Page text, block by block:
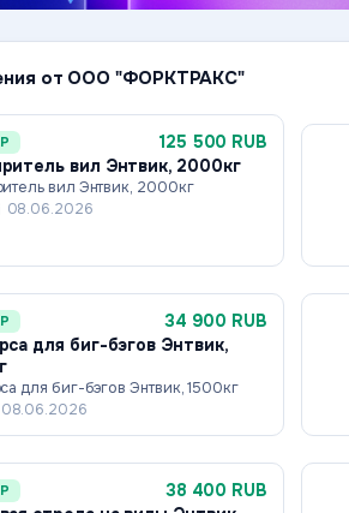
от ООО "ФОРКТРАКС"
125 500 RUB
вил Энтвик, 2000кг
вил Энтвик, 2000кг
08.06.2026
34 900 RUB
для биг-бэгов Энтвик,
для биг-бэгов Энтвик, 1500кг
08.06.2026
38 400 RUB